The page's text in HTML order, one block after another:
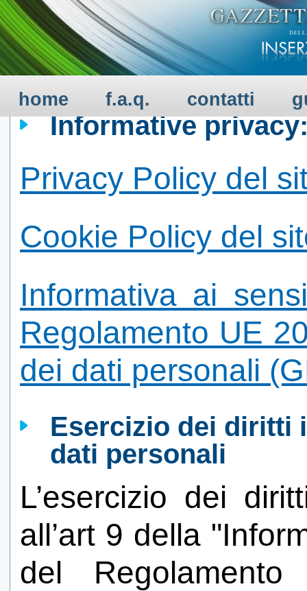
home f.a.q. contatti
PRIVACY
Informative
Privacy Policy del
Cookie Policy del
Informativa ai
Regolamento UE
dei dati personali
Esercizio dei diritti
dati personali
L’esercizio dei
all’art 9 della
del